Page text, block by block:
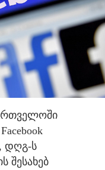
დღგ-ს
შესახებ